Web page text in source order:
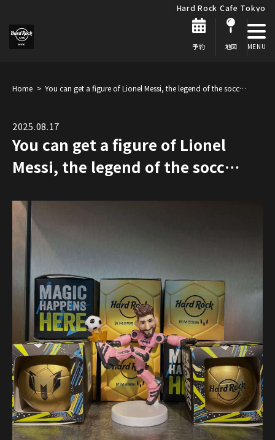
Hard Rock Cafe Tokyo
予約 地図
Home You can get a figure of Lionel Messi, the legend of the socc…
2025.08.17
You can get a figure of Lionel
Messi, the legend of the socc…